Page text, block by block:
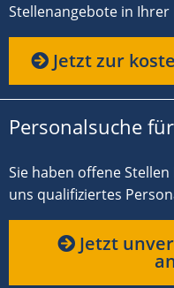
Stellenangebote in Ihrer
Jetzt zur
Personalsuche
Sie haben offene
uns qualifiziertes
Jetzt